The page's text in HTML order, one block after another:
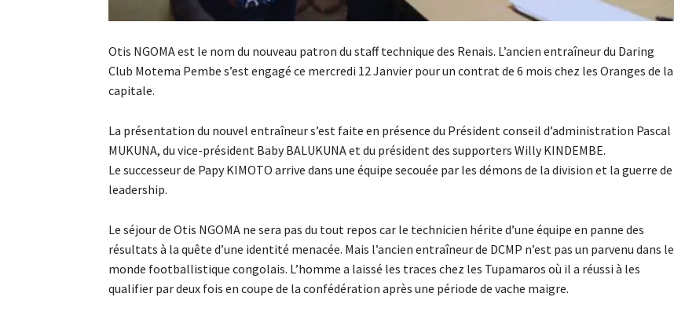
Otis NGOMA est le nom du nouveau patron du staff technique des Renais. L’ancien entraîneur du Daring
Club Motema Pembe s’est engagé ce mercredi 12 Janvier pour un contrat de 6 mois chez les Oranges de la
capitale.
La présentation du nouvel entraîneur s’est faite en présence du Président conseil d’administration Pascal
MUKUNA, du vice-président Baby BALUKUNA et du président des supporters Willy KINDEMBE.
Le successeur de Papy KIMOTO arrive dans une équipe secouée par les démons de la division et la guerre de
leadership.
Le séjour de Otis NGOMA ne sera pas du tout repos car le technicien hérite d’une équipe en panne des
résultats à la quête d’une identité menacée. Mais l’ancien entraîneur de DCMP n’est pas un parvenu dans le
monde footballistique congolais. L’homme a laissé les traces chez les Tupamaros où il a réussi à les
qualifier par deux fois en coupe de la confédération après une période de vache maigre.